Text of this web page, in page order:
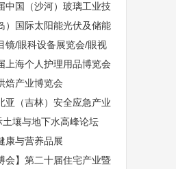
中国（沙河）玻璃工业技
）国际太阳能光伏及储能
镜/眼科设备展览会/眼视
上海个人护理用品博览会
焙产业博览会
亚（吉林）安全应急产业
壤与地下水高峰论坛
康与营养品展
会】第二十届住宅产业暨